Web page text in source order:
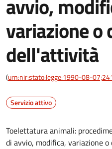
avvio,
variazione o
dell'attività
(urn:nir:stato:legge:1990-08-
Servizio attivo
Toelettatura animali:
di avvio, modifica, variazione